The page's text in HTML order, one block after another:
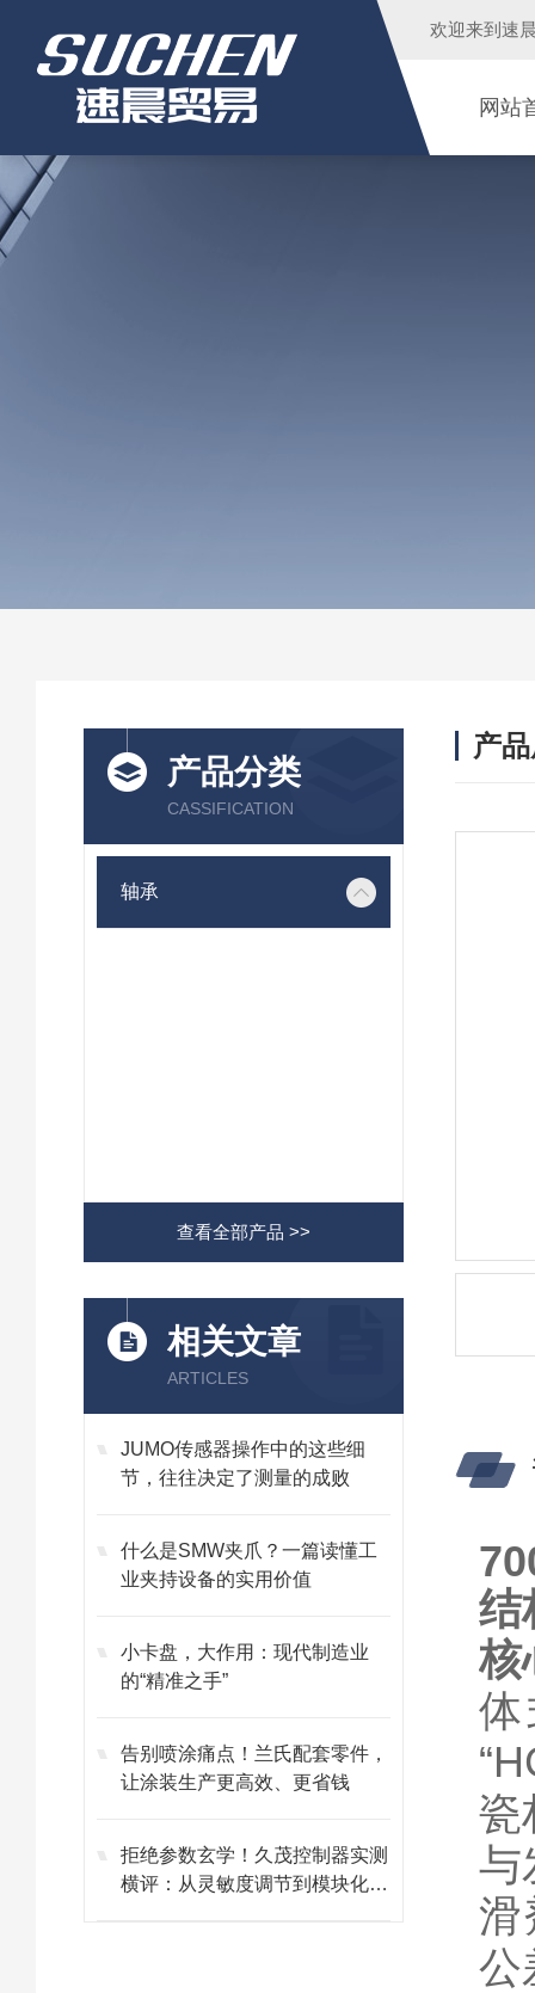
欢迎来到 速
网站
产品分类
CASSIFICATION
轴承
查看全部产品 >>
相关文章
ARTICLES
JUMO传感器操作中的这些细
节，往往决定了测量的成败
什么是SMW夹爪？一篇读懂工
业夹持设备的实用价值
小卡盘，大作用：现代制造业
的“精准之手”
告别喷涂痛点！兰氏配套零件，
让涂装生产更高效、更省钱
拒绝参数玄学！久茂控制器实测
横评：从灵敏度调节到模块化维
产
结
核
瓷
与
滑
公